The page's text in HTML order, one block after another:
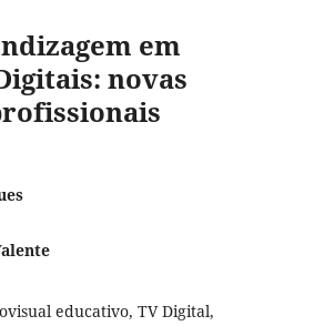
em
novas
educativo, TV Digital,